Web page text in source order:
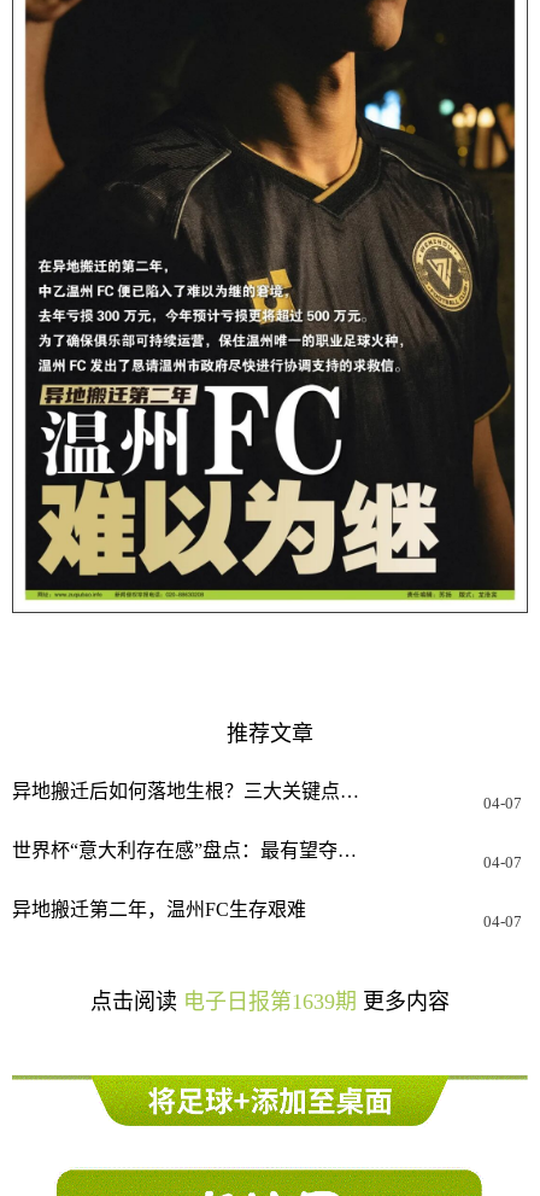
推荐文章
异地搬迁后如何落地生根？三大关键点需落实
04-07
世界杯“意大利存在感”盘点：最有望夺冠的，不是安切洛蒂！
04-07
异地搬迁第二年，温州FC生存艰难
04-07
点击阅读 电子日报第1639期 更多内容